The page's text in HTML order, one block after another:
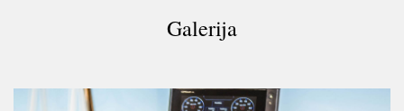
Galerija